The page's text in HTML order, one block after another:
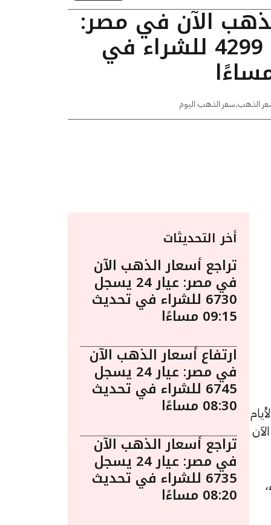
الآن في مصر:
عيار 24 يسجل 4299 للشراء في
الذهب,سعر الذهب اليوم
أخر التحديثات
تراجع أسعار الذهب الآن
في مصر: عيار 24 يسجل
6730 للشراء في تحديث
09:15 مساءًا
ارتفاع أسعار الذهب الآن
في مصر: عيار 24 يسجل
6745 للشراء في تحديث
08:30 مساءًا
تراجع أسعار الذهب الآن
في مصر: عيار 24 يسجل
6735 للشراء في تحديث
08:20 مساءًا